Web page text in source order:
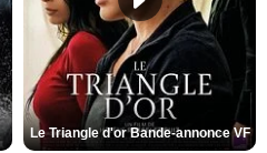
Le Triangle d'or Bande-annonce VF